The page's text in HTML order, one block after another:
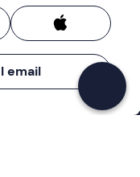
email